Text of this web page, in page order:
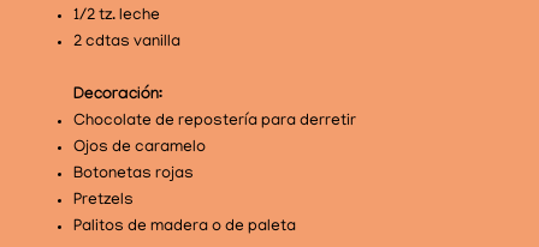
1/2 tz. leche
2 cdtas vanilla
Decoración:
Chocolate de repostería para derretir
Ojos de caramelo
Botonetas rojas
Pretzels
Palitos de madera o de paleta